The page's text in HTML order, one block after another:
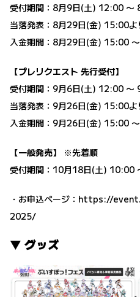
受付期間：8月9日(土) 12:00
当落発表：8月29日(金) 15:00よ
入金期間：8月29日(金) 15:00
【プレリクエスト 先行受付】
受付期間：9月6日(土) 12:00
当落発表：9月26日(金) 15:00よ
入金期間：9月26日(金) 15:00
【一般発売】
※先着順
受付期間：10月18日(土) 10:00
・お申込ページ： https://
2025/
▼ グッズ